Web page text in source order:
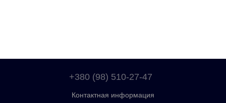
+380 (98) 510-27-47
Контактная информация